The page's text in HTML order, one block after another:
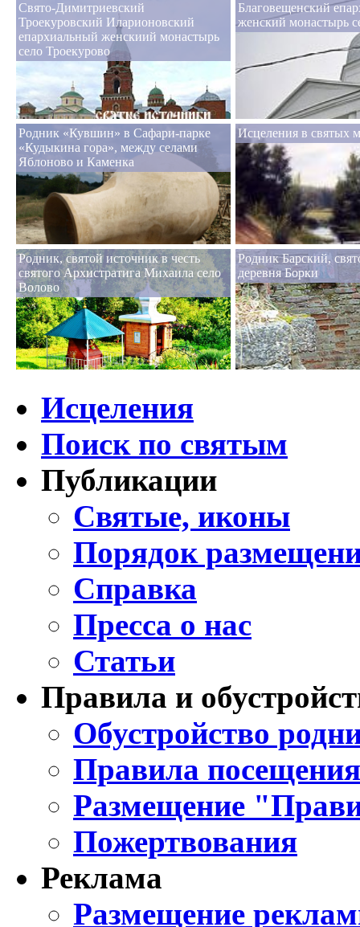
Свято-Димитриевский
Троекуровский Иларионовский
епархиальный женскиий монастырь
село Троекурово
Благовещенский
женский монастырь
Родник «Кувшин» в Сафари-парке
«Кудыкина гора», между селами
Яблоново и Каменка
Исцеления в святых
Родник, святой источник в честь
святого Архистратига Михаила село
Волово
Родник Барский,
деревня Борки
Исцеления
Поиск по святым
Публикации
Святые, иконы
Порядок
Справка
Пресса о нас
Статьи
Правила и
Обустройство
Правила
Размещение
Пожертвования
Реклама
Размещение